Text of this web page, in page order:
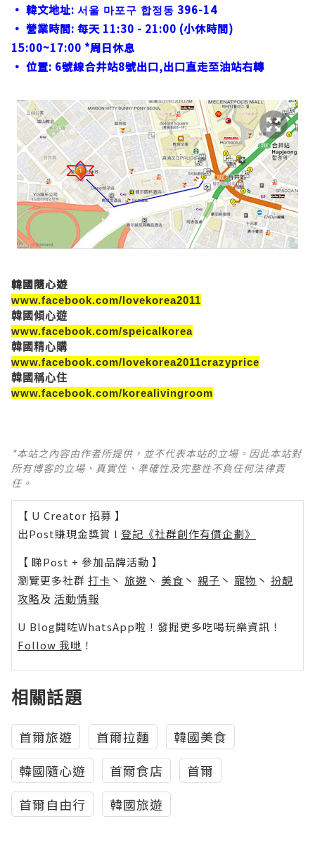
• 韓文地址: 서울 마포구 합정동 396-14
• 營業時間: 每天 11:30 - 21:00 (小休時間)
15:00~17:00 *周日休息
• 位置: 6號線合井站8號出口,出口直走至油站右轉
韓國隨心遊
www.facebook.com/lovekorea2011
韓國傾心遊
www.facebook.com/speicalkorea
韓國精心購
www.facebook.com/lovekorea2011crazyprice
韓國稱心住
www.facebook.com/korealivingroom
*本站之內容由作者所提供，並不代表本站的立場。因此本站對
所有博客的立場、真實性、準確性及完整性不負任何法律責
任。
【 U Creator 招募 】
出Post賺現金獎賞 l 登記《社群創作有價企劃》
【 睇Post + 參加品牌活動 】
瀏覽更多社群 打卡 丶 旅遊 丶 美食 丶 親子 丶 寵物 丶 扮靚
攻略及 活動情報
U Blog開咗WhatsApp啦！發掘更多吃喝玩樂資訊！
Follow 我哋 ！
相關話題
首爾旅遊 首爾拉麵
韓國美食
韓國隨心遊
首爾食店
首爾
首爾自由行
韓國旅遊